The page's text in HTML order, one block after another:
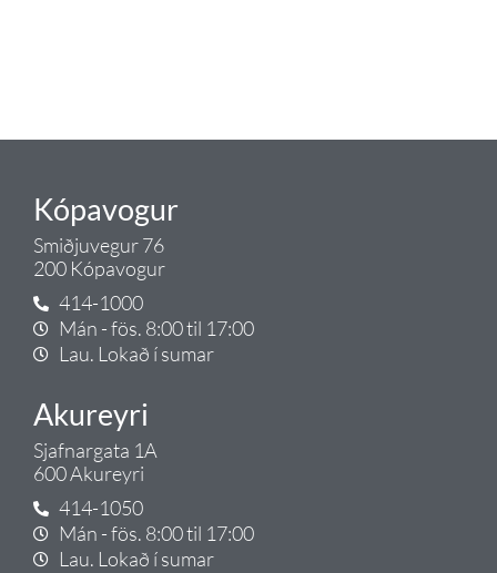
Kópavogur
Smiðjuvegur 76
200 Kópavogur
414-1000
Mán - fös. 8:00 til 17:00
Lau. Lokað í sumar
Akureyri
Sjafnargata 1A
600 Akureyri
414-1050
Mán - fös. 8:00 til 17:00
Lau. Lokað í sumar